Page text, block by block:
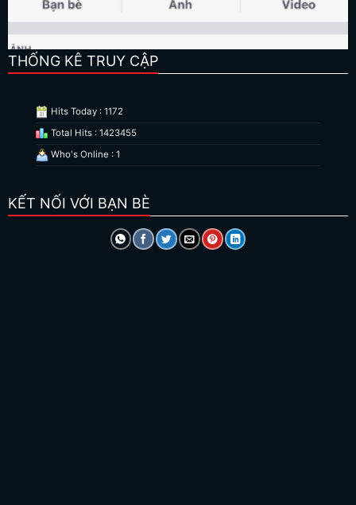
THỐNG KÊ TRUY CẬP
Hits Today : 1172
Total Hits : 1423455
Who's Online : 1
KẾT NỐI VỚI BẠN BÈ